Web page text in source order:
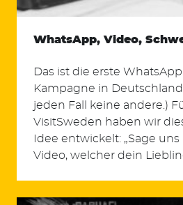
WhatsApp, Video,
Das ist die erste
Kampagne in
jeden Fall keine andere.)
VisitSweden haben wir
Idee entwickelt: „Sage
Video, welcher dein